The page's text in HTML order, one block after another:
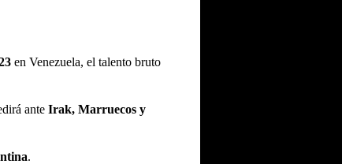
en Venezuela, el talento bruto
ante Irak, Marruecos y
.